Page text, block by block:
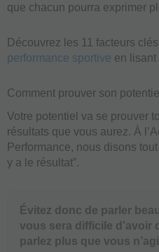
que chacun pourra exprimer
Découvrez les 11 facteurs
performance sportive en lisant
Comment prouver son
Votre potentiel va se prouver
résultats que vous aurez. À
Performance, nous disons
y a le résultat”.
Évitez donc de parler
vous sera difficile d’avoir
parlez plus que vous